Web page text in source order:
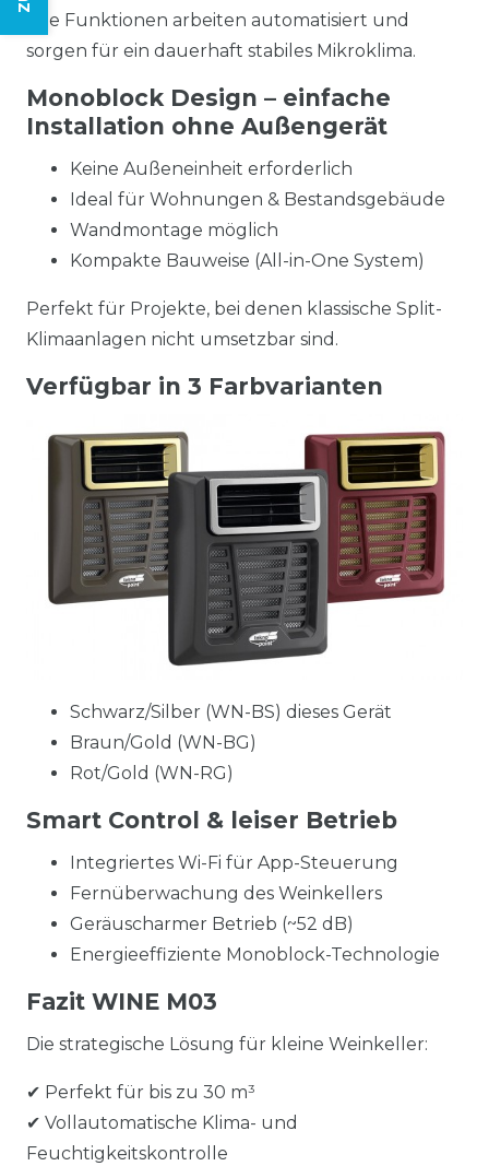
Alle Funktionen arbeiten automatisiert und
sorgen für ein dauerhaft stabiles Mikroklima.
Monoblock Design – einfache
Installation ohne Außengerät
Keine Außeneinheit erforderlich
Ideal für Wohnungen & Bestandsgebäude
Wandmontage möglich
Kompakte Bauweise (All-in-One System)
Perfekt für Projekte, bei denen klassische Split-
Klimaanlagen nicht umsetzbar sind.
Verfügbar in 3 Farbvarianten
Schwarz/Silber (WN-BS) dieses Gerät
Braun/Gold (WN-BG)
Rot/Gold (WN-RG)
Smart Control & leiser Betrieb
Integriertes Wi-Fi für App-Steuerung
Fernüberwachung des Weinkellers
Geräuscharmer Betrieb (~52 dB)
Energieeffiziente Monoblock-Technologie
Fazit WINE M03
Die strategische Lösung für kleine Weinkeller:
✔ Perfekt für bis zu 30 m³
✔ Vollautomatische Klima- und
Feuchtigkeitskontrolle